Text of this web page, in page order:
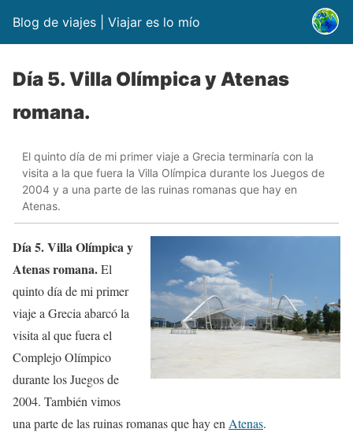
Blog de viajes | Viajar es lo mío
Día 5. Villa Olímpica y Atenas
romana.
El quinto día de mi primer viaje a Grecia terminaría con la
visita a la que fuera la Villa Olímpica durante los Juegos de
2004 y a una parte de las ruinas romanas que hay en
Atenas.
Día 5. Villa Olímpica y
Atenas romana.El
quinto día de mi primer
viaje a Grecia abarcó la
visita al que fuera el
Complejo Olímpico
durante los Juegos de
2004. También vimos
una parte de las ruinas romanas que hay en Atenas.